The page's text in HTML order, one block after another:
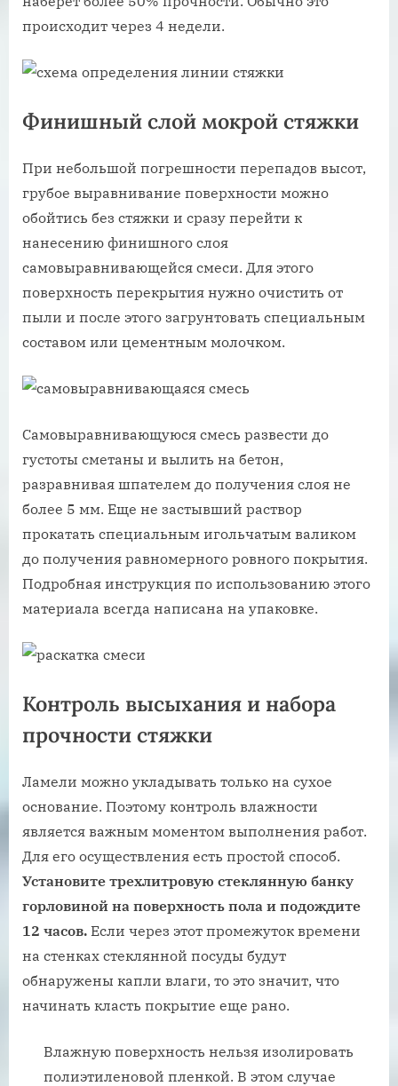
происходит через 4 недели.
Финишный слой мокрой стяжки
При небольшой погрешности перепадов высот,
грубое выравнивание поверхности можно
обойтись без стяжки и сразу перейти к
нанесению финишного слоя
самовыравнивающейся смеси. Для этого
поверхность перекрытия нужно очистить от
пыли и после этого загрунтовать специальным
составом или цементным молочком.
Самовыравнивающуюся смесь развести до
густоты сметаны и вылить на бетон,
разравнивая шпателем до получения слоя не
более 5 мм. Еще не застывший раствор
прокатать специальным игольчатым валиком
до получения равномерного ровного покрытия.
Подробная инструкция по использованию этого
материала всегда написана на упаковке.
Контроль высыхания и набора
прочности стяжки
Ламели можно укладывать только на сухое
основание. Поэтому контроль влажности
является важным моментом выполнения работ.
Для его осуществления есть простой способ.
Установите трехлитровую стеклянную банку
горловиной на поверхность пола и подождите
12 часов. Если через этот промежуток времени
на стенках стеклянной посуды будут
обнаружены капли влаги, то это значит, что
начинать класть покрытие еще рано.
Влажную поверхность нельзя изолировать
полиэтиленовой пленкой. В этом случае